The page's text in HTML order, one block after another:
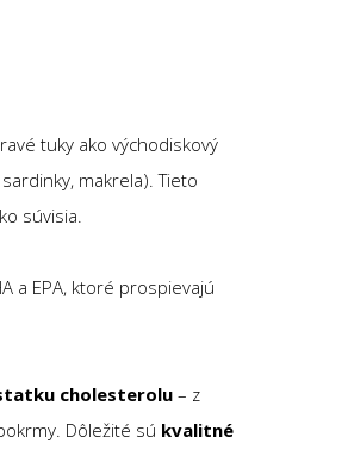
tuky ako východiskový
makrela). Tieto
súvisia.
a EPA, ktoré prospievajú
cholesterolu – z
Dôležité sú kvalitné